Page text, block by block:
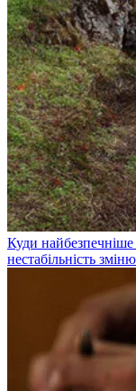
Куди найбезпечніше
нестабільність